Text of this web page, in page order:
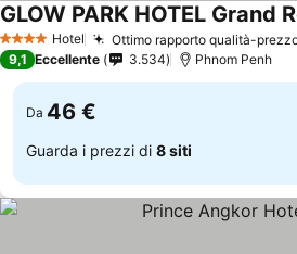
4 Stelle Hotel Ottimo rapporto qualità-
GLOW PARK HOTEL Grand
9,1 Eccellente 3.534 Phnom Penh
Da 46 €
Guarda i prezzi di 8 siti